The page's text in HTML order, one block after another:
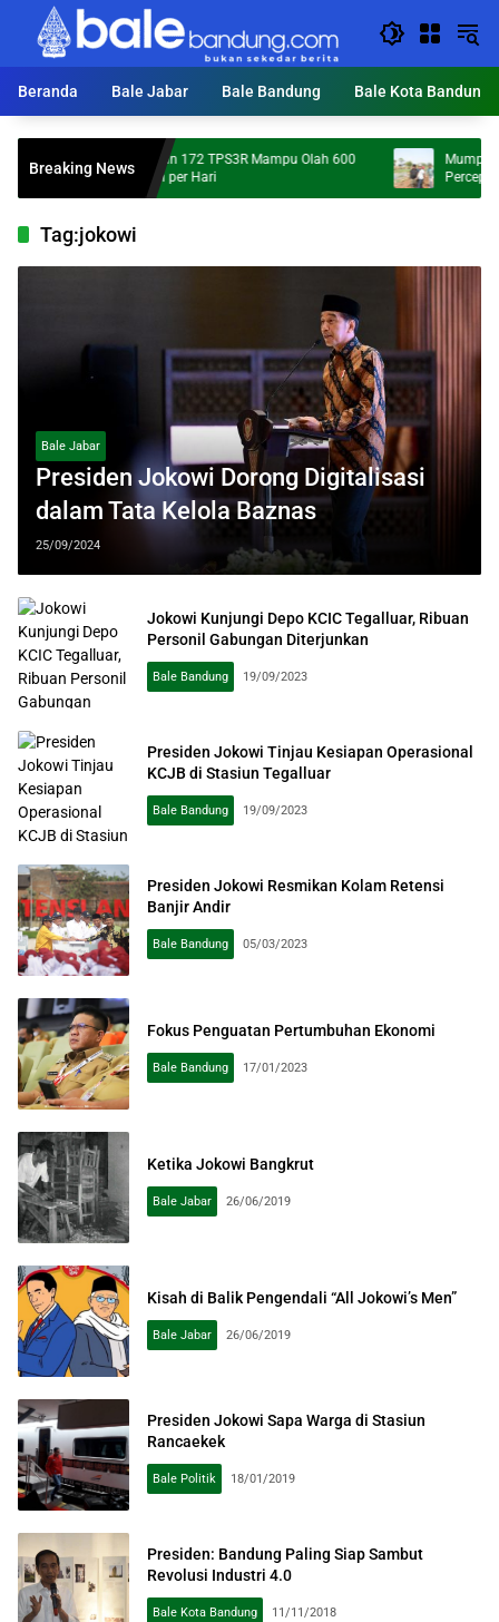
Langsung
konten
Beranda
Bale Jabar Bale Bandung Bale Kota Bandung
Breaking News
KDS Targetkan 172 TPS3R Mampu Olah 600
Ton Sampah per Hari
Mumpung
Percepatan
Tag:jokowi
Bale Jabar
Presiden Jokowi Dorong Digitalisasi
dalam Tata Kelola Baznas
25/09/2024
Jokowi Kunjungi Depo KCIC Tegalluar, Ribuan
Personil Gabungan Diterjunkan
Bale Bandung 19/09/2023
Presiden Jokowi Tinjau Kesiapan Operasional
KCJB di Stasiun Tegalluar
Bale Bandung 19/09/2023
Presiden Jokowi Resmikan Kolam Retensi
Banjir Andir
Bale Bandung 05/03/2023
Fokus Penguatan Pertumbuhan Ekonomi
Bale Bandung 17/01/2023
Ketika Jokowi Bangkrut
Bale Jabar 26/06/2019
Kisah di Balik Pengendali “All Jokowi’s Men”
Bale Jabar 26/06/2019
Presiden Jokowi Sapa Warga di Stasiun
Rancaekek
Bale Politik 18/01/2019
Presiden: Bandung Paling Siap Sambut
Revolusi Industri 4.0
Bale Kota Bandung 11/11/2018